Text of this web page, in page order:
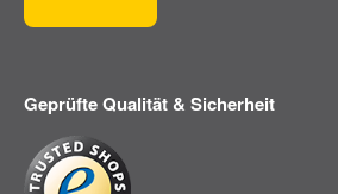
Geprüfte Qualität & Sicherheit